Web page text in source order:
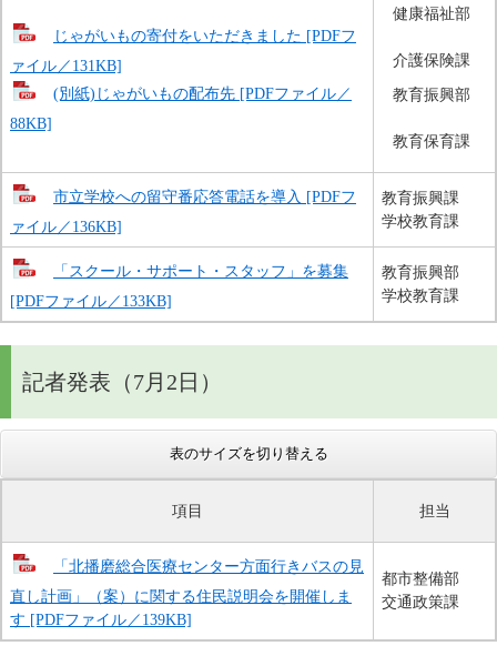
じゃがいもの寄付をいただきました [PDFフ
ァイル／131KB]
(別紙)じゃがいもの配布先 [PDFファイル／
88KB]
健康福祉部
介護保険課
教育振興部
教育保育課
市立学校への留守番応答電話を導入 [PDFフ
ァイル／136KB]
教育振興課
学校教育課
「スクール・サポート・スタッフ」を募集
[PDFファイル／133KB]
教育振興部
学校教育課
記者発表（7月2日）
表のサイズを切り替える
項目 担当
「北播磨総合医療センター方面行きバスの見
直し計画」（案）に関する住民説明会を開催しま
す [PDFファイル／139KB]
都市整備部
交通政策課